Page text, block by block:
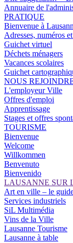
Annuaire de
PRATIQUE
Bienvenue à
Adresses, numéros
Guichet virtuel
Déchets ménagers
Vacances scolaires
Guichet
NOUS
L'employeur Ville
Offres d'emploi
Apprentissage
Stages et offres
TOURISME
Bienvenue
Welcome
Willkommen
Benvenuto
Bienvenido
LAUSANNE SUR
Art en ville – le
Services industriels
SiL Multimédia
Vins de la Ville
Lausanne Tourisme
Lausanne à table